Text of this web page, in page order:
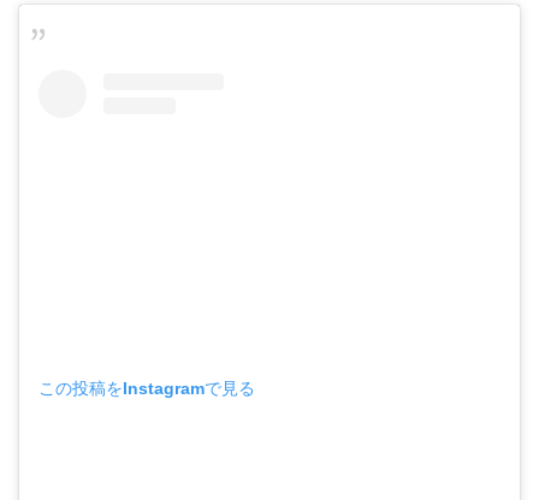
この投稿をInstagramで見る